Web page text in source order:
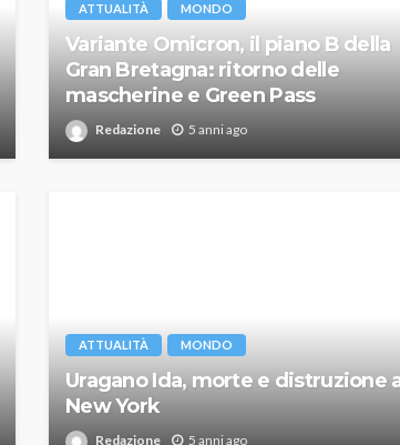
ATTUALITÀ MONDO
Variante Omicron, il piano B della
Gran Bretagna: ritorno delle
mascherine e Green Pass
Redazione 5 anni ago
ATTUALITÀ MONDO
Uragano Ida, morte e distruzione
New York
Redazione 5 anni ago